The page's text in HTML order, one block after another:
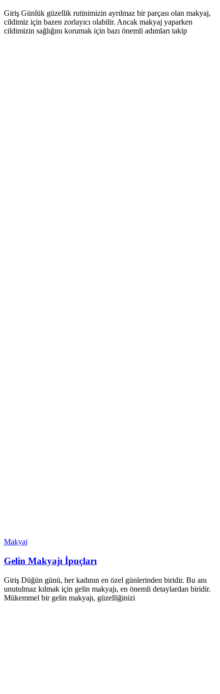
Giriş Günlük güzellik rutinimizin ayrılmaz bir parçası olan makyaj,
cildimiz için bazen zorlayıcı olabilir. Ancak makyaj yaparken
cildimizin sağlığını korumak için bazı önemli adımları takip
Makyaj
Gelin Makyajı İpuçları
Giriş Düğün günü, her kadının en özel günlerinden biridir. Bu anı
unutulmaz kılmak için gelin makyajı, en önemli detaylardan biridir.
Mükemmel bir gelin makyajı, güzelliğinizi